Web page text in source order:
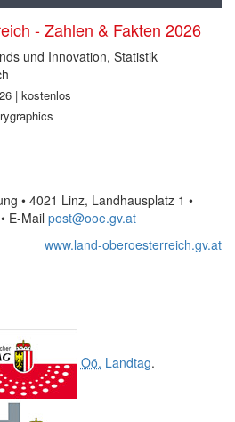
- Zahlen & Fakten 2026
und Innovation, Statistik
| kostenlos
• 4021 Linz, Landhausplatz 1 •
• E-Mail post@ooe.gv.at
www.land-oberoesterreich.gv.at
Oö. Landtag.